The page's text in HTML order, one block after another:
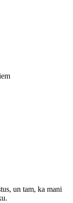
un tam, ka mani